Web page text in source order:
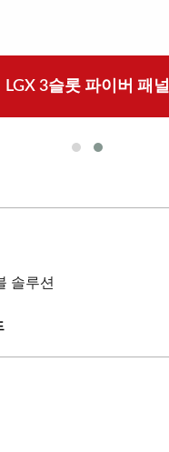
LGX 3슬롯 파이버 패널
솔루션